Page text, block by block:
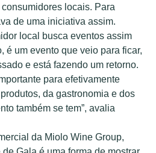
locais. Para
de uma iniciativa assim.
local busca eventos assim
é um evento que veio para ficar,
e está fazendo um retorno.
para efetivamente
da gastronomia e dos
também se tem”, avalia
da Miolo Wine Group,